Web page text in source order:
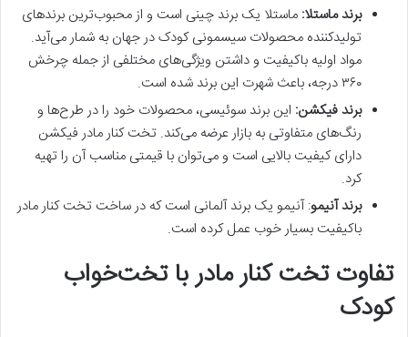
برند ماستلا: ماستلا یک برند چینی است و از محبوب‌ترین برندهای
تولیدکننده محصولات سیسمونی کودک در جهان به شمار می‌آید.
مواد اولیه با‌کیفیت‌ و داشتن ویژگی‌های مختلفی از جمله چرخش
۳۶۰ درجه، باعث شهرت این برند شده است.
برند فیکشن: این برند سوئیسی، محصولات خود را در طرح‌ها و
رنگ‌های متفاوتی به بازار عرضه می‌کند. تخت کنار مادر فیکشن
دارای کیفیت بالایی است و می‌توان با قیمتی مناسب آن را تهیه
کرد.
برند آنیمو: آنیمو یک برند آلمانی است که در ساخت تخت کنار مادر
باکیفیت بسیار خوب عمل کرده است.
تفاوت تخت کنار مادر با تخت‌خواب
کودک